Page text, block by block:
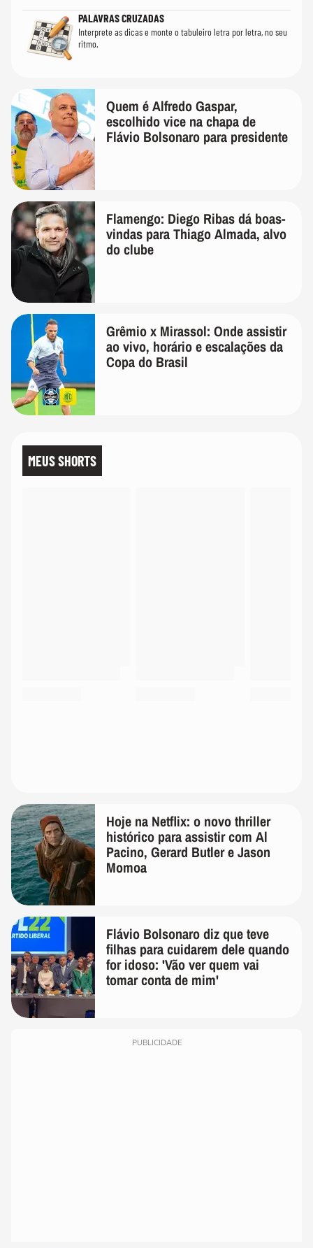
PALAVRAS CRUZADAS
Interprete as dicas e monte o tabuleiro letra por letra, no seu
ritmo.
Quem é Alfredo Gaspar,
escolhido vice na chapa de
Flávio Bolsonaro para presidente
Flamengo: Diego Ribas dá boas-
vindas para Thiago Almada, alvo
do clube
Grêmio x Mirassol: Onde assistir
ao vivo, horário e escalações da
Copa do Brasil
MEUS SHORTS
Hoje na Netflix: o novo thriller
histórico para assistir com Al
Pacino, Gerard Butler e Jason
Momoa
Flávio Bolsonaro diz que teve
filhas para cuidarem dele quando
for idoso: 'Vão ver quem vai
tomar conta de mim'
PUBLICIDADE